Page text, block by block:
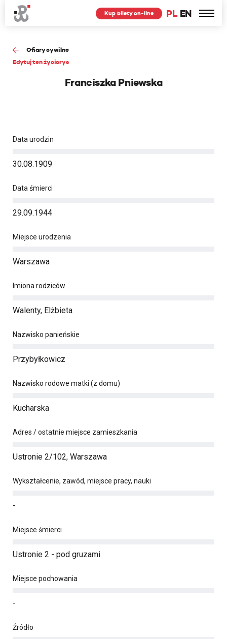
PL EN
Kup bilety on-line
Ofiary cywilne
Edytuj ten życiorys
Franciszka Pniewska
Data urodzin
30.08.1909
Data śmierci
29.09.1944
Miejsce urodzenia
Warszawa
Imiona rodziców
Walenty, Elżbieta
Nazwisko panieńskie
Przybyłkowicz
Nazwisko rodowe matki (z domu)
Kucharska
Adres / ostatnie miejsce zamieszkania
Ustronie 2/102, Warszawa
Wykształcenie, zawód, miejsce pracy, nauki
-
Miejsce śmierci
Ustronie 2 - pod gruzami
Miejsce pochowania
-
Źródło